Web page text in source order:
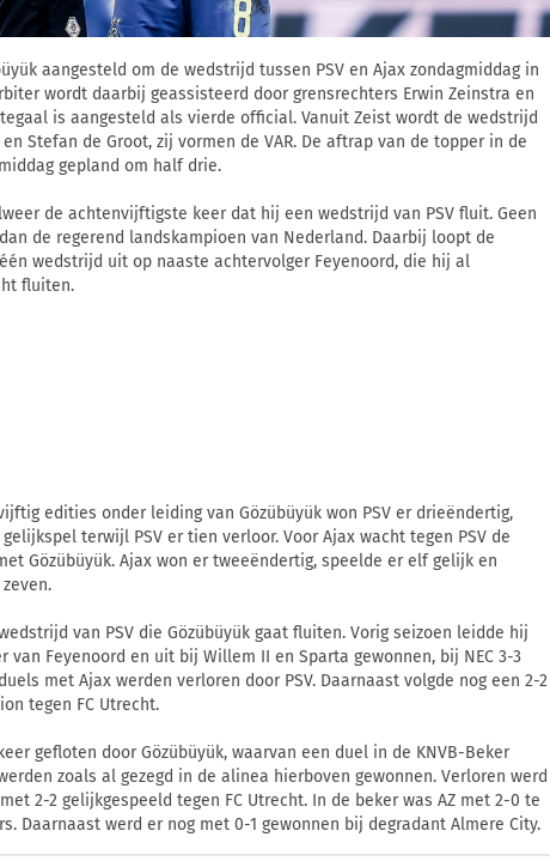
aangesteld om de wedstrijd tussen PSV en Ajax zondagmiddag in
wordt daarbij geassisteerd door grensrechters Erwin Zeinstra en
is aangesteld als vierde official. Vanuit Zeist wordt de wedstrijd
Stefan de Groot, zij vormen de VAR. De aftrap van de topper in de
gepland om half drie.
de achtenvijftigste keer dat hij een wedstrijd van PSV fluit. Geen
de regerend landskampioen van Nederland. Daarbij loopt de
wedstrijd uit op naaste achtervolger Feyenoord, die hij al
fluiten.
edities onder leiding van Gözübüyük won PSV er drieëndertig,
terwijl PSV er tien verloor. Voor Ajax wacht tegen PSV de
Gözübüyük. Ajax won er tweeëndertig, speelde er elf gelijk en
van PSV die Gözübüyük gaat fluiten. Vorig seizoen leidde hij
van Feyenoord en uit bij Willem II en Sparta gewonnen, bij NEC 3-3
met Ajax werden verloren door PSV. Daarnaast volgde nog een 2-2
tegen FC Utrecht.
gefloten door Gözübüyük, waarvan een duel in de KNVB-Beker
zoals al gezegd in de alinea hierboven gewonnen. Verloren werd
2-2 gelijkgespeeld tegen FC Utrecht. In de beker was AZ met 2-0 te
Daarnaast werd er nog met 0-1 gewonnen bij degradant Almere City.